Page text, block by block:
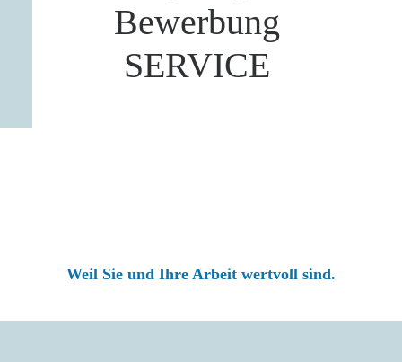
Bewerbung
SERVICE
Weil Sie und Ihre Arbeit wertvoll sind.